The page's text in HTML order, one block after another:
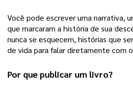
Você pode escrever uma narrativa,
que marcaram a história de sua
nunca se esquecem, histórias que
de vida para falar diretamente com
Por que publicar um livro?